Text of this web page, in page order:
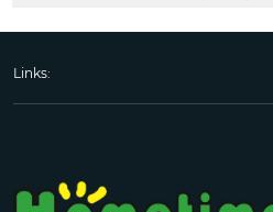
Links: